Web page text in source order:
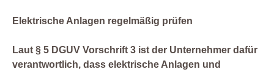
Elektrische Anlagen regelmäßig prüfen
Laut § 5 DGUV Vorschrift 3 ist der Unternehmer dafür
verantwortlich, dass elektrische Anlagen und